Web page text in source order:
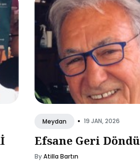
Meydan • 19 JAN, 2026
Efsane Geri Döndü
ByAtilla Bartın